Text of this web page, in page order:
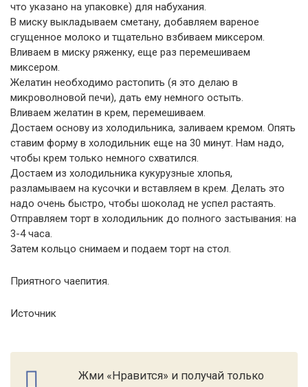
что указано на упаковке) для набухания.
В миску выкладываем сметану, добавляем вареное
сгущенное молоко и тщательно взбиваем миксером.
Вливаем в миску ряженку, еще раз перемешиваем
миксером.
Желатин необходимо растопить (я это делаю в
микроволновой печи), дать ему немного остыть.
Вливаем желатин в крем, перемешиваем.
Достаем основу из холодильника, заливаем кремом. Опять
ставим форму в холодильник еще на 30 минут. Нам надо,
чтобы крем только немного схватился.
Достаем из холодильника кукурузные хлопья,
разламываем на кусочки и вставляем в крем. Делать это
надо очень быстро, чтобы шоколад не успел растаять.
Отправляем торт в холодильник до полного застывания: на
3-4 часа.
Затем кольцо снимаем и подаем торт на стол.
Приятного чаепития.
Источник
Жми «Нравится» и получай только